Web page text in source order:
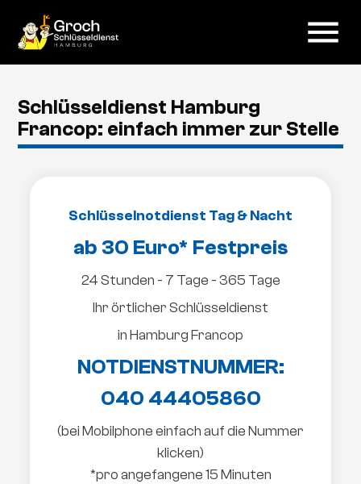
menu
Schlüsseldienst Hamburg
Francop: einfach immer zur Stelle
Schlüsselnotdienst Tag & Nacht
ab 30 Euro* Festpreis
24 Stunden - 7 Tage - 365 Tage
Ihr örtlicher Schlüsseldienst
in Hamburg Francop
NOTDIENSTNUMMER:
040 44405860
(bei Mobilphone einfach auf die Nummer
klicken)
*pro angefangene 15 Minuten